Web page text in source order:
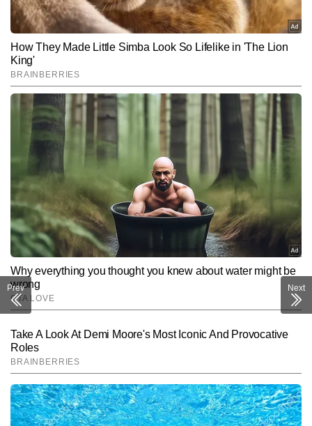
Subscribe to our daily Newsletter!
SUBMIT
Prev Next